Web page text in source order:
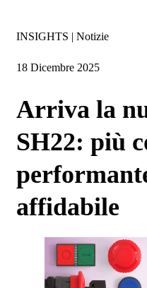
INSIGHTS | Notizie
18 Dicembre 2025
Arriva la
SH22: più
affidabile